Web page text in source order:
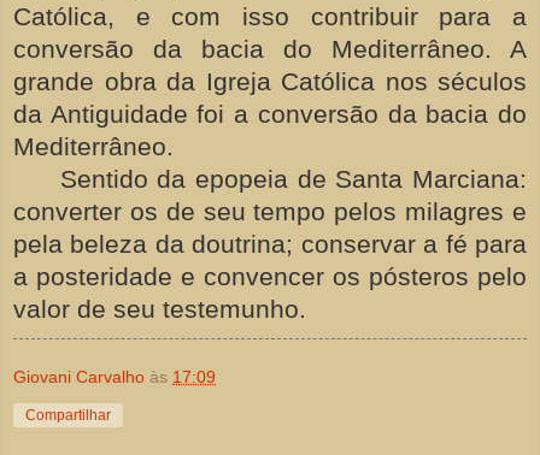
Católica, e com isso contribuir para a
conversão da bacia do Mediterrâneo. A
grande obra da Igreja Católica nos séculos
da Antiguidade foi a conversão da bacia do
Mediterrâneo.
Sentido da epopeia de Santa Marciana:
converter os de seu tempo pelos milagres e
pela beleza da doutrina; conservar a fé para
a posteridade e convencer os pósteros pelo
valor de seu testemunho.
Giovani Carvalho às 17:09
Compartilhar